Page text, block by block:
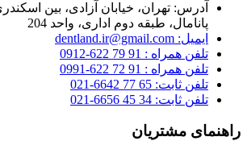
آدرس: تهران، خیابان آزادی، بین
پانامال، طبقه دوم اداری، واحد 204
ایمیل: dentland.ir@gmail.com
تلفن همراه : 91 79 622-0912
تلفن همراه : 91 72 622-0991
تلفن ثابت: 65 77 6642-021
تلفن ثابت: 34 45 6656-021
راهنمای مشتریان